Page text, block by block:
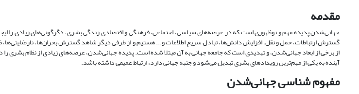
مقدمه
جهانی‌شدن پدیده مهم و نوظهوری است که در عرصه‌های سیاسی، اجتماعی، فرهنگی و اقتصادی زندگی بشری، دگرگونی‌های زیادی را
گسترش ارتباطات، حمل و نقل، افزایش دانش‌ها، تبادل سریع اطلاعات و... هستیم و از طرفی دیگر شاهد گسترش بحران‌ها،
از برخی از ابعاد جهانی‌شدن، و تهدیدی است که جامعه جهانی به آن مبتلا شده است. پدیده جهانی‌شدن، عرصه‌های زیادی از نظام بشری را
آینده به یکی از مهم‌ترین رویدادهای بشری تبدیل می‌شود و جنبه جهانی دارد، ارتباط عمیقی داشته باشد.
مفهوم شناسی جهانی‌شدن